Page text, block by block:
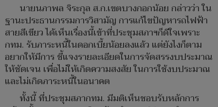
นายนภาพล จิระกุล ส.ก.เขตบางกอกน้อย กล่าวว่า ใน
ฐานะประธานกรรมการวิสามัญ การแก้ไขปัญหารถไฟฟ้า
สายสีเขียว ได้เห็นเรื่องนี้เข้าที่ประชุมสภาฯก็ดีใจเพราะ
กทม. รับภาระหนี้ในดอกเบี้ยน้อยลงแล้ว แต่ยังไงก็ตาม
อยากให้มีการ ชี้แจงรายละเอียดในการจัดสรรงบประมาณ
ให้ชัดเจน เพื่อไม่ให้เกิดความสงสัย ในการใช้งบประมาณ
และไม่เกิดภาระหนี้ในอนาคต
ทั้งนี้ ที่ประชุมสภากทม. มีมติเห็นชอบรับหลักการ